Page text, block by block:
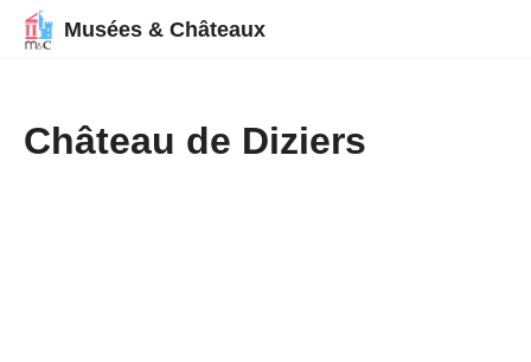
Musées & Châteaux
Château de Diziers